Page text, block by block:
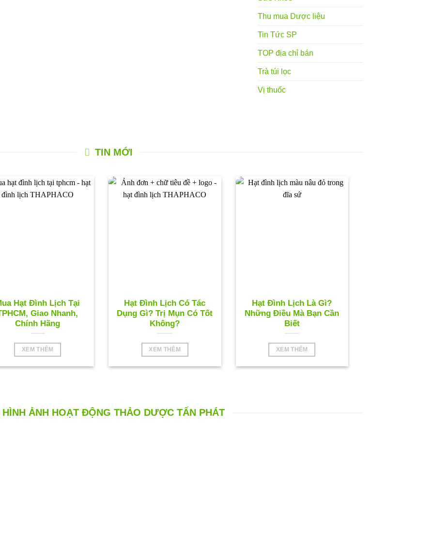
Thu mua Dược liệu
Tin Tức SP
TOP địa chỉ bán
Trà túi lọc
Vị thuốc
TIN MỚI
Hạt Đình Lịch Tại
Giao Nhanh,
Chính Hãng
XEM THÊM
Hạt Đình Lịch Có Tác
Dụng Gì? Trị Mụn Có Tốt
Không?
XEM THÊM
Hạt Đình Lịch Là Gì?
Những Điều Mà Bạn Cần
Biết
XEM THÊM
HÌNH ẢNH HOẠT ĐỘNG THẢO DƯỢC TẤN PHÁT